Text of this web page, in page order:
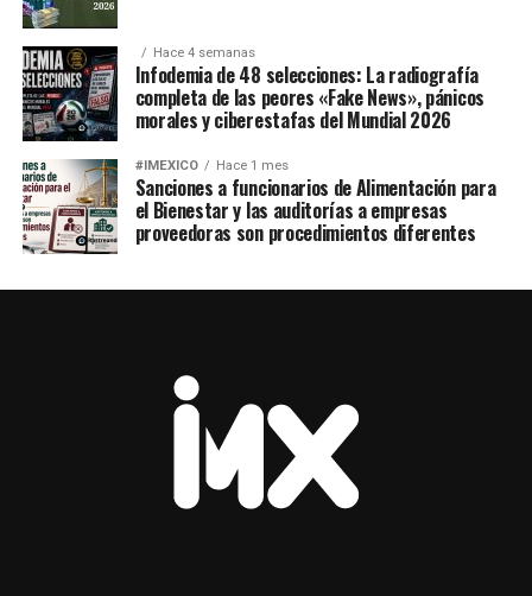
Hace 4 semanas
Infodemia de 48 selecciones: La radiografía
completa de las peores «Fake News», pánicos
morales y ciberestafas del Mundial 2026
#IMEXICO Hace 1 mes
Sanciones a funcionarios de Alimentación para
el Bienestar y las auditorías a empresas
proveedoras son procedimientos diferentes